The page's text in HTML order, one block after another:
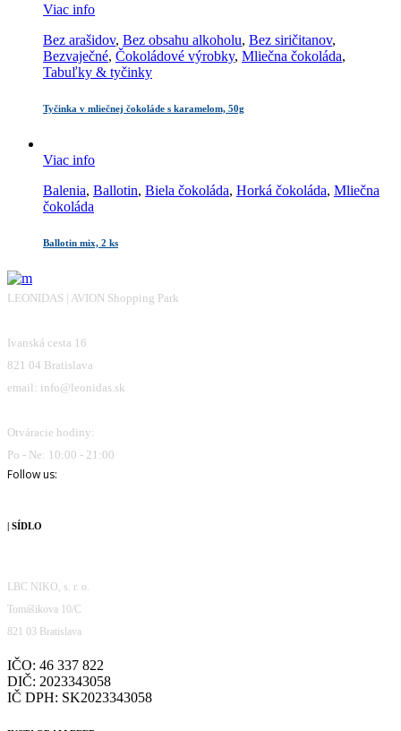
Viac info
Bez arašidov, Bez obsahu alkoholu, Bez siričitanov,
Bezvaječné, Čokoládové výrobky, Mliečna čokoláda,
Tabuľky & tyčinky
Tyčinka v mliečnej čokoláde s karamelom, 50g
Viac info
Balenia, Ballotin, Biela čokoláda, Horká čokoláda, Mliečna
čokoláda
Ballotin mix, 2 ks
LEONIDAS | AVION Shopping Park
Ivanská cesta 16
821 04 Bratislava
email: info@leonidas.sk
Otváracie hodiny:
Po - Ne: 10:00 - 21:00
Follow us:
| SÍDLO
LBC NIKO, s. r. o.
Tomášikova 10/C
821 03 Bratislava
IČO: 46 337 822
DIČ: 2023343058
IČ DPH: SK2023343058